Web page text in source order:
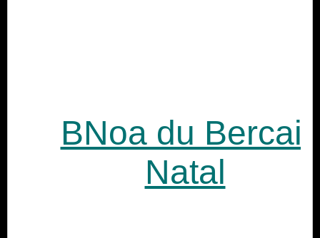
BNoa du Bercail
Natal